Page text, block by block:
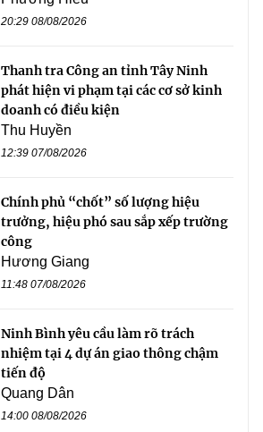
20:29 08/08/2026
Thanh tra Công an tỉnh Tây Ninh
phát hiện vi phạm tại các cơ sở kinh
doanh có điều kiện
Thu Huyền
12:39 07/08/2026
Chính phủ “chốt” số lượng hiệu
trưởng, hiệu phó sau sắp xếp trường
công
Hương Giang
11:48 07/08/2026
Ninh Bình yêu cầu làm rõ trách
nhiệm tại 4 dự án giao thông chậm
tiến độ
Quang Dân
14:00 08/08/2026